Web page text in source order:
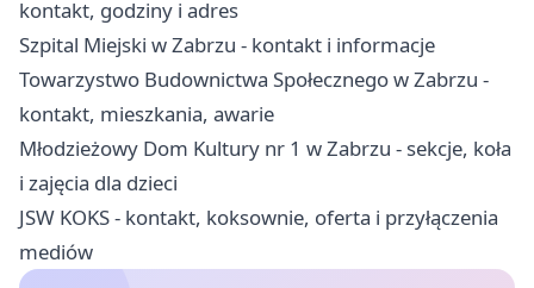
kontakt, godziny i adres
Szpital Miejski w Zabrzu - kontakt i informacje
Towarzystwo Budownictwa Społecznego w Zabrzu -
kontakt, mieszkania, awarie
Młodzieżowy Dom Kultury nr 1 w Zabrzu - sekcje, koła
i zajęcia dla dzieci
JSW KOKS - kontakt, koksownie, oferta i przyłączenia
mediów